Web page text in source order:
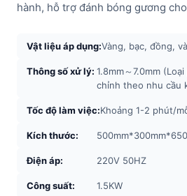
hành, hỗ trợ đánh bóng gương
Vật liệu áp dụng:Vàng, bạc, đồng,
Thông số xử lý: 1.8mm～7.0mm
chỉnh theo nhu cầu
Tốc độ làm việc:Khoảng 1-2 phút/
Kích thước:
Điện áp: 220V 50HZ
Công suất: 1.5KW